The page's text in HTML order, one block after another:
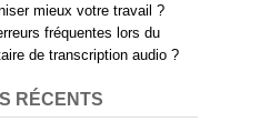
mieux votre travail ?
fréquentes lors du
de transcription audio ?
RÉCENTS